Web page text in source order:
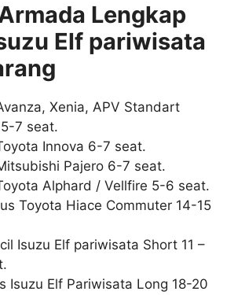
Lengkap
Elf pariwisata
Xenia, APV Standart
7 seat.
Innova 6-7 seat.
Pajero 6-7 seat.
Alphard / Vellfire 5-6 seat.
Toyota Hiace Commuter 14-15
Isuzu Elf pariwisata Short 11 –
Isuzu Elf Pariwisata Long 18-20